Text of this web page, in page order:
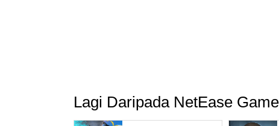
Lagi Daripada NetEase